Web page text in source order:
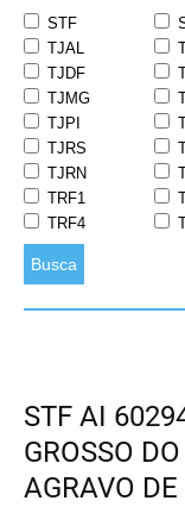
STF
TJAL
TJDF
TJMG
TJPI
TJRS
TJRN
TRF1
TRF4
Busca
STF AI
GROSSO
AGRAVO